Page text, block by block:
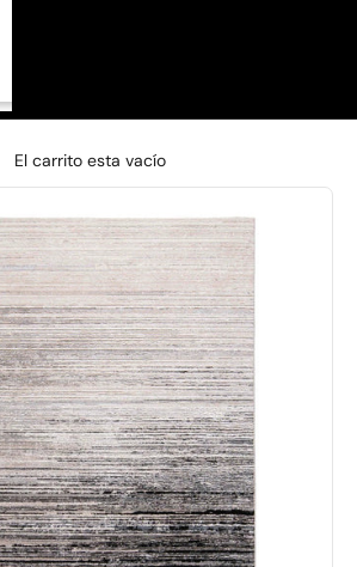
El carrito esta vacío